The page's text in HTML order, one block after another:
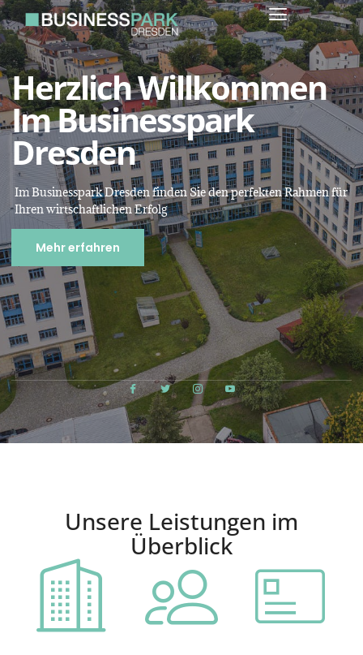
Herzlich Willkommen
Im Businesspark
Dresden
Im Businesspark Dresden finden Sie den perfekten Rahmen für
Ihren wirtschaftlichen Erfolg
Mehr erfahren
Unsere Leistungen im
Überblick